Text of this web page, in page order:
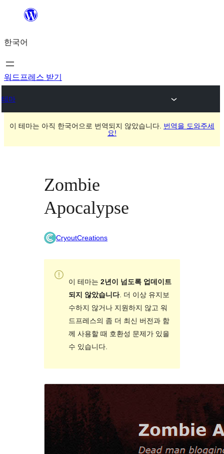
츠
로
바
가
한국어
워드프레스 받기
테마
이 테마는 아직 한국어으로 번역되지 않았습니다. 번역을 도와주세
요!
Zombie
Apocalypse
CryoutCreations
이 테마는 2년이 넘도록 업데이트
되지 않았습니다. 더 이상 유지보
수하지 않거나 지원하지 않고 워
드프레스의 좀 더 최신 버전과 함
께 사용할 때 호환성 문제가 있을
수 있습니다.